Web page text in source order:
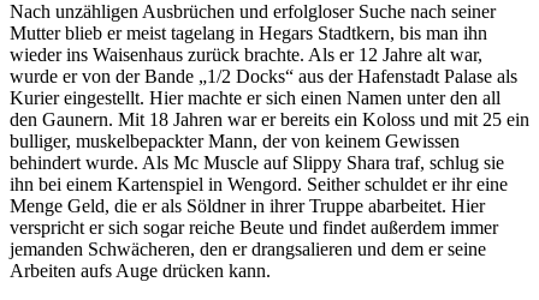
Nach unzähligen Ausbrüchen und erfolgloser Suche nach seiner
Mutter blieb er meist tagelang in Hegars Stadtkern, bis man ihn
wieder ins Waisenhaus zurück brachte. Als er 12 Jahre alt war,
wurde er von der Bande „1/2 Docks“ aus der Hafenstadt Palase als
Kurier eingestellt. Hier machte er sich einen Namen unter den all
den Gaunern. Mit 18 Jahren war er bereits ein Koloss und mit 25 ein
bulliger, muskelbepackter Mann, der von keinem Gewissen
behindert wurde. Als Mc Muscle auf Slippy Shara traf, schlug sie
ihn bei einem Kartenspiel in Wengord. Seither schuldet er ihr eine
Menge Geld, die er als Söldner in ihrer Truppe abarbeitet. Hier
verspricht er sich sogar reiche Beute und findet außerdem immer
jemanden Schwächeren, den er drangsalieren und dem er seine
Arbeiten aufs Auge drücken kann.